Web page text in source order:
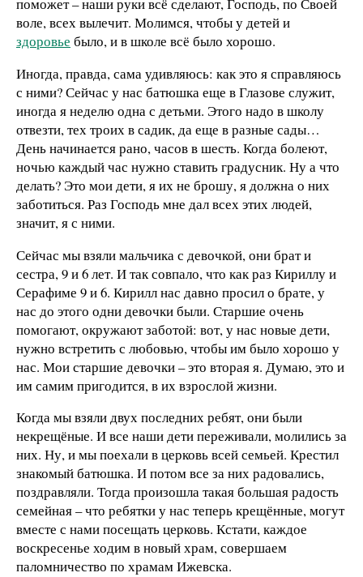
воле, всех вылечит. Молимся, чтобы у детей и
здоровье было, и в школе всё было хорошо.
Иногда, правда, сама удивляюсь: как это я справляюсь
с ними? Сейчас у нас батюшка еще в Глазове служит,
иногда я неделю одна с детьми. Этого надо в школу
отвезти, тех троих в садик, да еще в разные сады…
День начинается рано, часов в шесть. Когда болеют,
ночью каждый час нужно ставить градусник. Ну а что
делать? Это мои дети, я их не брошу, я должна о них
заботиться. Раз Господь мне дал всех этих людей,
значит, я с ними.
Сейчас мы взяли мальчика с девочкой, они брат и
сестра, 9 и 6 лет. И так совпало, что как раз Кириллу и
Серафиме 9 и 6. Кирилл нас давно просил о брате, у
нас до этого одни девочки были. Старшие очень
помогают, окружают заботой: вот, у нас новые дети,
нужно встретить с любовью, чтобы им было хорошо у
нас. Мои старшие девочки – это вторая я. Думаю, это и
им самим пригодится, в их взрослой жизни.
Когда мы взяли двух последних ребят, они были
некрещёные. И все наши дети переживали, молились за
них. Ну, и мы поехали в церковь всей семьей. Крестил
знакомый батюшка. И потом все за них радовались,
поздравляли. Тогда произошла такая большая радость
семейная – что ребятки у нас теперь крещённые, могут
вместе с нами посещать церковь. Кстати, каждое
воскресенье ходим в новый храм, совершаем
паломничество по храмам Ижевска.